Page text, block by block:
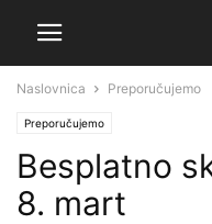
Naslovnica Preporučujemo
Preporučujemo
Besplatno
8. mart